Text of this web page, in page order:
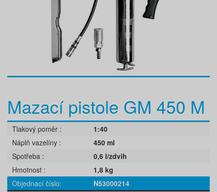
Mazací pistole GM 450 M
Tlakový poměr
1:40
Náplň vazelíny
450 ml
Spotřeba
0,6 l/zdvih
Hmotnost
1,8 kg
Objednací číslo
N53000214